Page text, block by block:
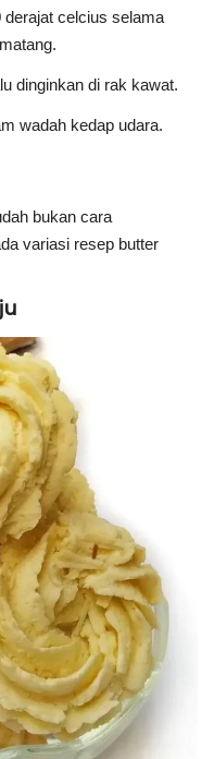
derajat celcius selama
dinginkan di rak kawat.
wadah kedap udara.
bukan cara
variasi resep butter